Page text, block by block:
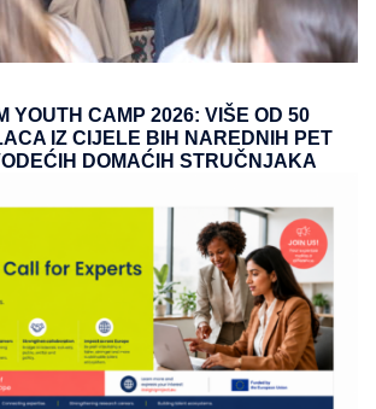
YOUTH CAMP 2026: VIŠE OD 50
IZ CIJELE BIH NAREDNIH PET
DOMAĆIH STRUČNJAKA